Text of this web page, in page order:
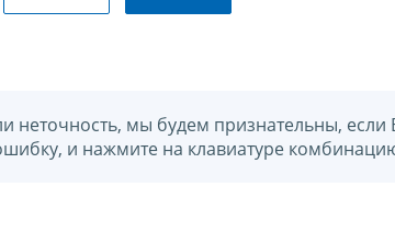
неточность, мы будем признательны,
и нажмите на клавиатуре